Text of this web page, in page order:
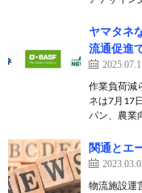
ヤマタネ
流通促進
作業負荷減
ネは7月17
パン、農業
関通とエ
物流施設運